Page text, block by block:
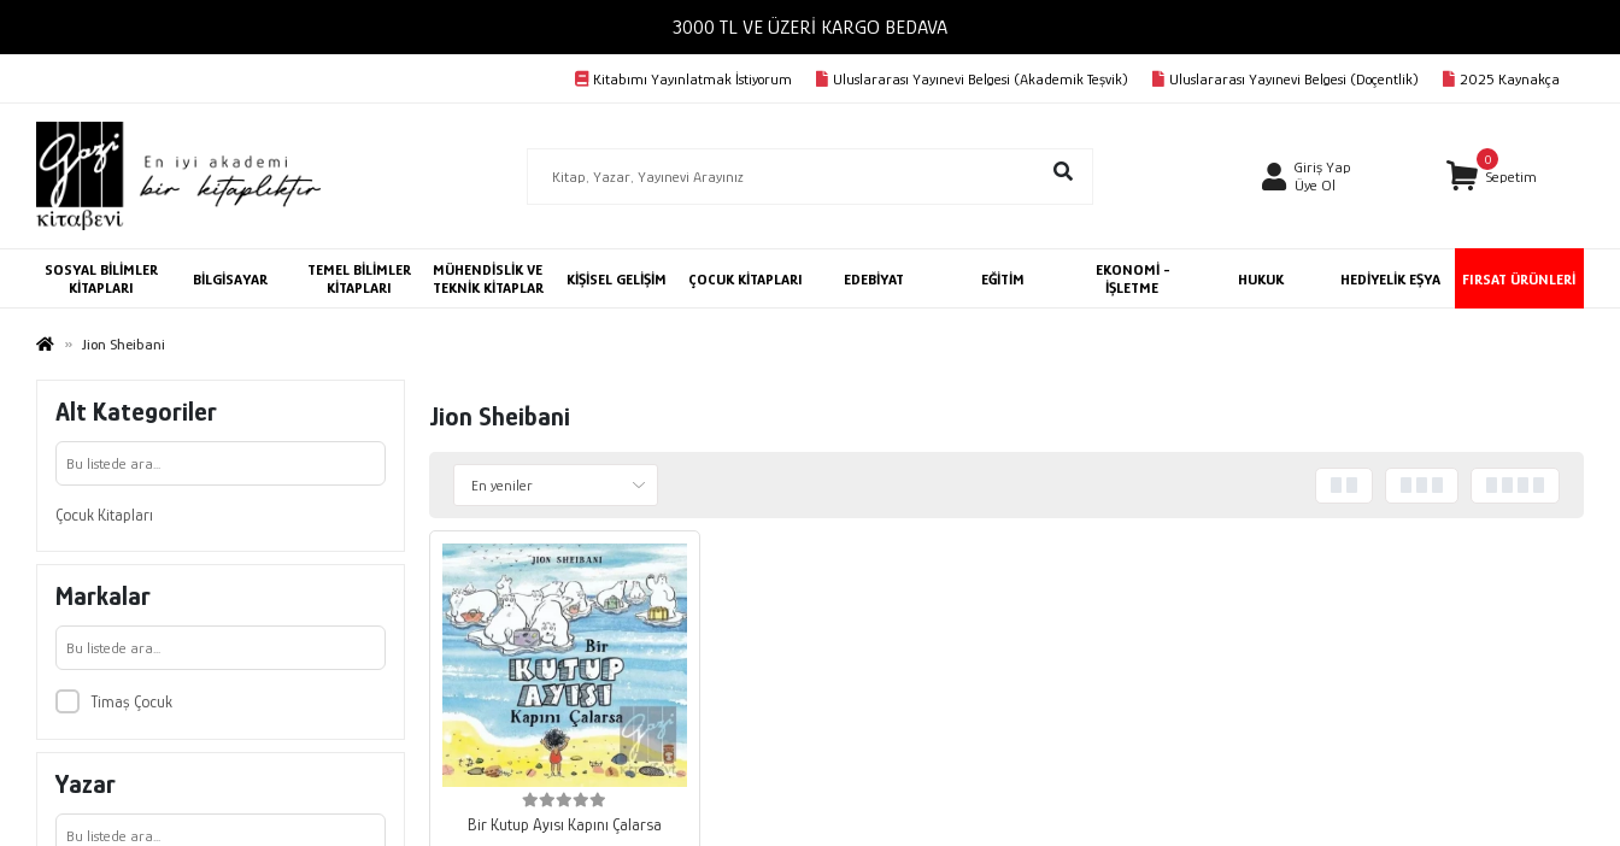
3000 TL VE ÜZERİ KARGO BEDAVA
Kitabımı Yayınlatmak İstiyorum Uluslararası Yayınevi Belgesi (Akademik Teşvik) Uluslararası Yayınevi Belgesi (Doçentlik) 2025 Kaynakça
Giriş Yap
Üye Ol
0
Sepetim
SOSYAL BİLİMLER
KİTAPLARI
BİLGİSAYAR
TEMEL BİLİMLER
KİTAPLARI
MÜHENDİSLİK VE
TEKNİK KİTAPLAR
KİŞİSEL GELİŞİM ÇOCUK KİTAPLARI EDEBİYAT EĞİTİM
EKONOMİ -
İŞLETME
HUKUK HEDİYELİK EŞYA FIRSAT ÜRÜNLERİ
Jion Sheibani
Alt Kategoriler
Çocuk Kitapları
Markalar
Timaş Çocuk
Yazar
Jion Sheibani
Bir Kutup Ayısı Kapını Çalarsa